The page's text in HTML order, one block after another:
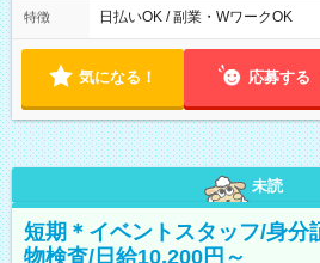
00
特徴 日払いOK / 副業・WワークOK
気になる！ 応募する
未読
短期＊イベントスタッフ/身分
物検査/日給10,200円～